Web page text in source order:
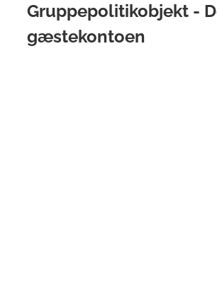
Gruppepolitikobjekt -
gæstekontoen